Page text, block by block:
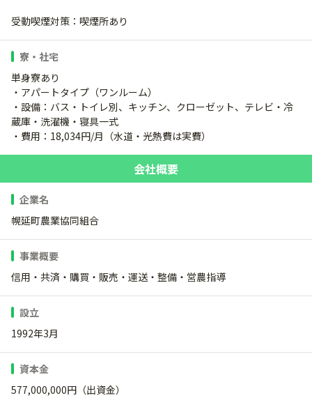
受動喫煙対策：喫煙所あり
寮・社宅
単身寮あり
・アパートタイプ（ワンルーム）
・設備：バス・トイレ別、キッチン、クローゼット、テレビ・冷
蔵庫・洗濯機・寝具一式
・費用：18,034円/月（水道・光熱費は実費）
会社概要
企業名
幌延町農業協同組合
事業概要
信用・共済・購買・販売・運送・整備・営農指導
設立
1992年3月
資本金
577,000,000円（出資金）